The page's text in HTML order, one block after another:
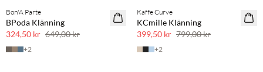
SAVE20
Bon'A Parte
BPoda Klänning
324,50 kr 649,00 kr
+2
SAVE20
Kaffe Curve
KCmille Klänning
399,50 kr 799,00 kr
+2